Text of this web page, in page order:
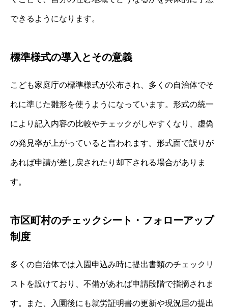
できるようになります。
標準様式の導入とその意義
こども家庭庁の標準様式が公布され、多くの自治体でそ
れに準じた雛形を使うようになっています。形式の統一
により記入内容の比較やチェックがしやすくなり、虚偽
の発見率が上がっていると言われます。形式面で誤りが
あれば申請が差し戻されたり却下される場合がありま
す。
市区町村のチェックシート・フォローアップ
制度
多くの自治体では入園申込み時に提出書類のチェックリ
ストを設けており、不備があれば申請段階で指摘されま
す。また、入園後にも就労証明書の更新や現況届の提出